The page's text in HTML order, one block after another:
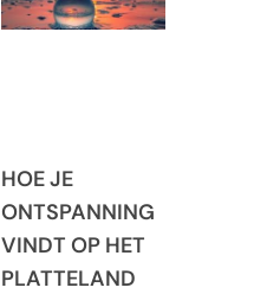
HOE JE
ONTSPANNING
VINDT OP HET
PLATTELAND